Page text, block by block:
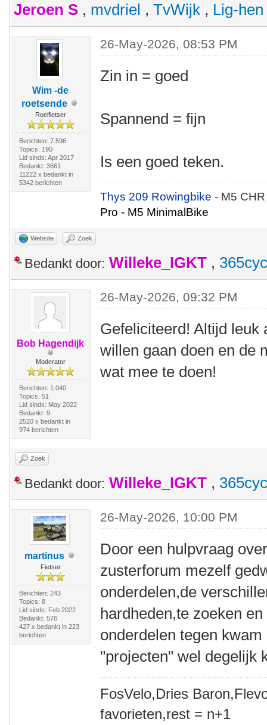
Jeroen S , mvdriel , TvWijk , Lig-hen
Wim -de
roetsende
Roeifietser
Berichten: 7.596
Topics: 190
Lid sinds: Apr 2017
Bedankt: 3661
11222 x bedankt in
5342 berichten
26-May-2026, 08:53 PM
Zin in = goed
Spannend = fijn
Is een goed teken.
Thys 209 Rowingbike- M5
Pro - M5 MinimalBike
Website Zoek
Bedankt door: Willeke_IGKT ,
Bob Hagendijk
Moderator
Berichten: 1.040
Topics: 51
Lid sinds: May 2022
Bedankt: 9
2520 x bedankt in
974 berichten
26-May-2026, 09:32 PM
Gefeliciteerd! Altijd leuk
willen gaan doen en de
wat mee te doen!
Zoek
Bedankt door: Willeke_IGKT ,
martinus
Fietser
Berichten: 243
Topics: 8
Lid sinds: Feb 2022
Bedankt: 576
427 x bedankt in 223
berichten
26-May-2026, 10:00 PM
Door een hulpvraag
zusterforum mezelf
onderdelen,de
hardheden,te zoeken
onderdelen tegen
"projecten" wel degelijk
FosVelo,Dries
favorieten,rest = n+1